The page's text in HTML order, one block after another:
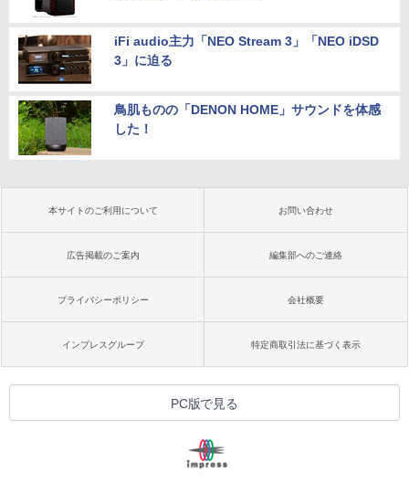
iFi audio主力「NEO Stream 3」「NEO iDSD
3」に迫る
鳥肌ものの「DENON HOME」サウンドを体感
した！
本サイトのご利用について お問い合わせ
広告掲載のご案内 編集部へのご連絡
プライバシーポリシー 会社概要
インプレスグループ 特定商取引法に基づく表示
PC版で見る